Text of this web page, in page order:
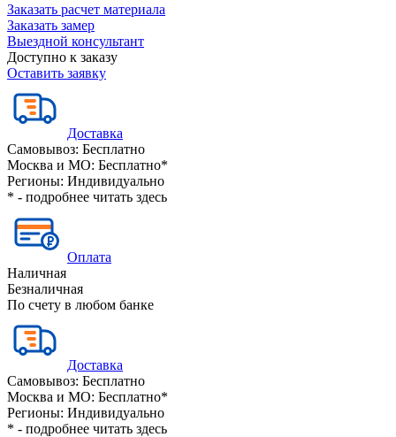
Заказать расчет материала
Заказать замер
Выездной консультант
Доступно к заказу
Оставить заявку
Доставка
Самовывоз: Бесплатно
Москва и МО: Бесплатно*
Регионы: Индивидуально
* - подробнее читать здесь
Оплата
Наличная
Безналичная
По счету в любом банке
Доставка
Самовывоз: Бесплатно
Москва и МО: Бесплатно*
Регионы: Индивидуально
* - подробнее читать здесь